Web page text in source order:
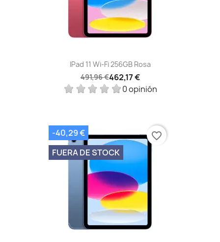
IPad 11 Wi-Fi 256GB Rosa
491,96 €462,17 €
0 opinión
-40,29 €
FUERA DE STOCK
favorite_border